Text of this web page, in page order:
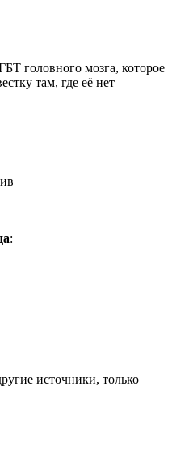
головного мозга, которое
там, где её нет
:
источники, только